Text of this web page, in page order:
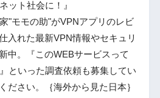
ット社会に！』
"モモの助"がVPNアプリのレビ
入れた最新VPN情報やセキュリ
中。『このWEBサービスって
といった調査依頼も募集してい
ださい。｛海外から見た日本｝